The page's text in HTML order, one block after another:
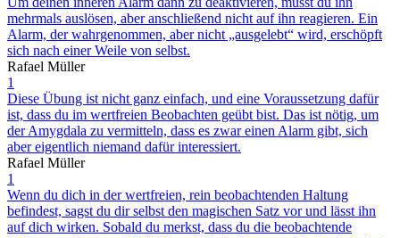
mehrmals auslösen, aber anschließend nicht auf ihn reagieren. Ein
Alarm, der wahrgenommen, aber nicht „ausgelebt“ wird, erschöpft
sich nach einer Weile von selbst.
Rafael Müller
1
Diese Übung ist nicht ganz einfach, und eine Voraussetzung dafür
ist, dass du im wertfreien Beobachten geübt bist. Das ist nötig, um
der Amygdala zu vermitteln, dass es zwar einen Alarm gibt, sich
aber eigentlich niemand dafür interessiert.
Rafael Müller
1
Wenn du dich in der wertfreien, rein beobachtenden Haltung
befindest, sagst du dir selbst den magischen Satz vor und lässt ihn
auf dich wirken. Sobald du merkst, dass du die beobachtende